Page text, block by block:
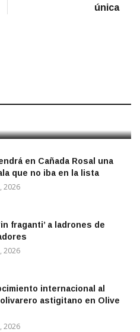
única
a Écija al Día
en Cañada Rosal una
que no iba en la lista
2026
fraganti’ a ladrones de
2026
internacional al
astigitano en Olive
2026